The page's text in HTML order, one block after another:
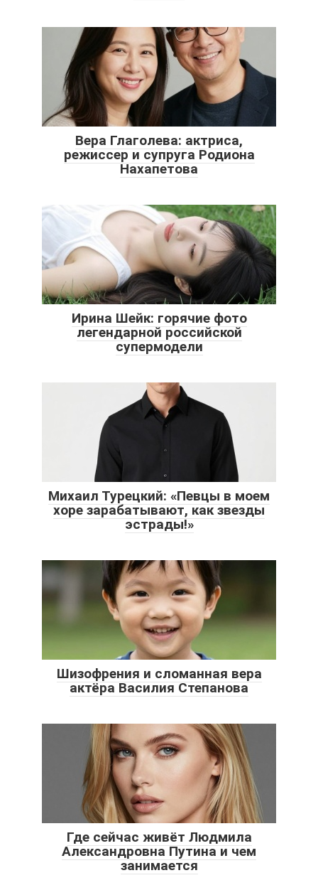
Вера Глаголева: актриса,
режиссер и супруга Родиона
Нахапетова
Ирина Шейк: горячие фото
легендарной российской
супермодели
Михаил Турецкий: «Певцы в моем
хоре зарабатывают, как звезды
эстрады!»
Шизофрения и сломанная вера
актёра Василия Степанова
Где сейчас живёт Людмила
Александровна Путина и чем
занимается